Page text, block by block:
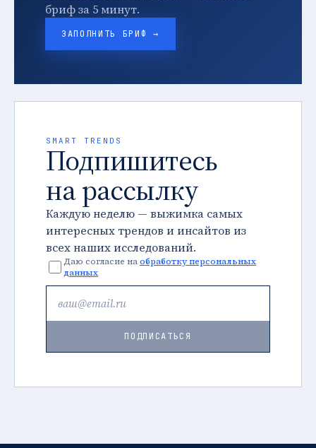
бриф за 5 минут.
ЗАПОЛНИТЬ БРИФ →
SMART TRENDS
Подпишитесь
на рассылку
Каждую неделю — выжимка самых
интересных трендов и инсайтов из
всех наших исследований.
Даю согласие наобработку персональных
данных
ПОДПИСАТЬСЯ